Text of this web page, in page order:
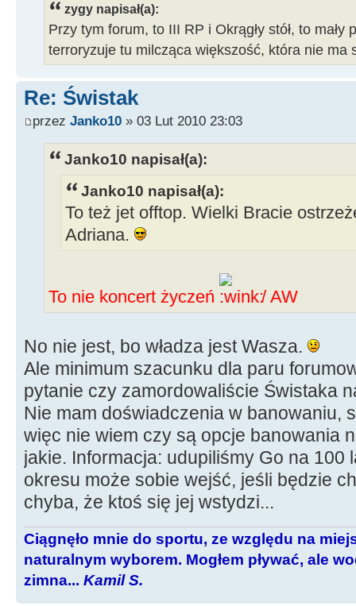
zygy napisał(a):
Przy tym forum, to III RP i Okrągły stół, to
terroryzuje tu milcząca większość, która nie ma
Re: Świstak
przez Janko10 » 03 Lut 2010 23:03
Janko10 napisał(a):
Janko10 napisał(a):
To też jet offtop. Wielki Bracie
Adriana.
To nie koncert życzeń / AW
No nie jest, bo władza jest Wasza.
Ale minimum szacunku dla paru
pytanie czy zamordowaliście Świstaka
Nie mam doświadczenia w banowaniu,
więc nie wiem czy są opcje banowania
jakie. Informacja: udupiliśmy Go na 100
okresu może sobie wejść, jeśli będzie
chyba, że ktoś się jej wstydzi...
Ciągnęło mnie do sportu, ze względu na
naturalnym wyborem. Mogłem pływać, ale
zimna... Kamil S.